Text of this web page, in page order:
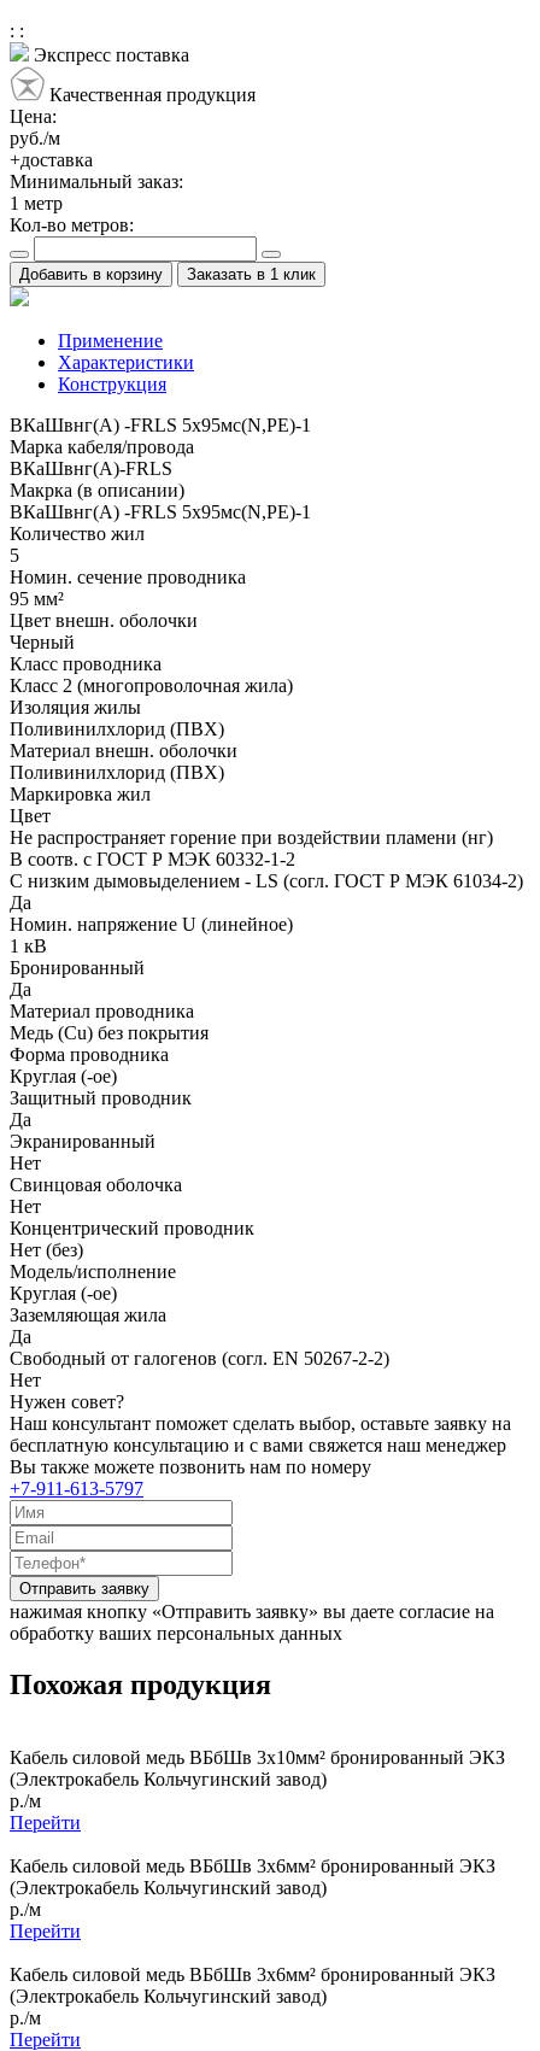
: :
Экспресс поставка
Качественная продукция
Цена:
руб./м
+доставка
Минимальный заказ:
1 метр
Кол-во метров:
Добавить в корзину Заказать в 1 клик
Применение
Характеристики
Конструкция
ВКаШвнг(A) -FRLS 5x95мс(N,PE)-1
Марка кабеля/провода
ВКаШвнг(A)-FRLS
Макрка (в описании)
ВКаШвнг(A) -FRLS 5x95мс(N,PE)-1
Количество жил
5
Номин. сечение проводника
95 мм²
Цвет внешн. оболочки
Черный
Класс проводника
Класс 2 (многопроволочная жила)
Изоляция жилы
Поливинилхлорид (ПВХ)
Материал внешн. оболочки
Поливинилхлорид (ПВХ)
Маркировка жил
Цвет
Не распространяет горение при воздействии пламени (нг)
В соотв. с ГОСТ Р МЭК 60332-1-2
С низким дымовыделением - LS (согл. ГОСТ Р МЭК 61034-2)
Да
Номин. напряжение U (линейное)
1 кВ
Бронированный
Да
Материал проводника
Медь (Cu) без покрытия
Форма проводника
Круглая (-ое)
Защитный проводник
Да
Экранированный
Нет
Свинцовая оболочка
Нет
Концентрический проводник
Нет (без)
Модель/исполнение
Круглая (-ое)
Заземляющая жила
Да
Свободный от галогенов (согл. EN 50267-2-2)
Нет
Нужен совет?
Наш консультант поможет сделать выбор, оставьте заявку на
бесплатную консультацию и с вами свяжется наш менеджер
Вы также можете позвонить нам по номеру
+7-911-613-5797
Отправить заявку
нажимая кнопку «Отправить заявку» вы даете согласие на
обработку ваших персональных данных
Похожая продукция
Кабель силовой медь ВБбШв 3x10мм² бронированный ЭКЗ
(Электрокабель Кольчугинский завод)
р./м
Перейти
Кабель силовой медь ВБбШв 3x6мм² бронированный ЭКЗ
(Электрокабель Кольчугинский завод)
р./м
Перейти
Кабель силовой медь ВБбШв 3x6мм² бронированный ЭКЗ
(Электрокабель Кольчугинский завод)
р./м
Перейти